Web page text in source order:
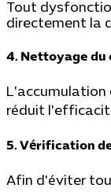
Tout
directement la
4. Nettoyage du
L'accumulation
réduit
5. Vérification
Afin d'éviter